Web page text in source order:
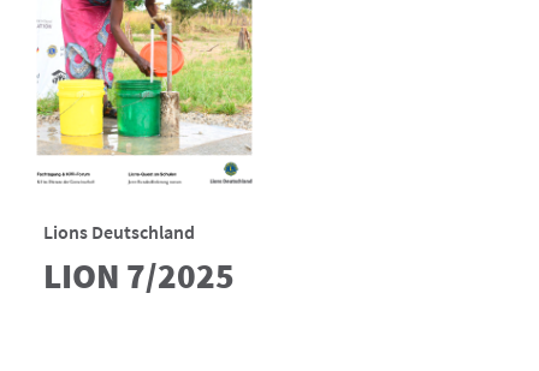
Lions Deutschland
LION 7/2025